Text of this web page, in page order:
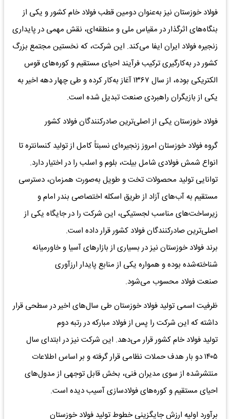
فولاد خوزستان نیز به‌عنوان دومین قطب فولاد خام کشور و یکی از
بنگاه‌های اثرگذار در مقیاس ملی و منطقه‌ای، نقش مهمی در پایداری
زنجیره فولاد ایران ایفا می‌کند. این شرکت، که نخستین مجتمع بزرگ
کشور در به‌کارگیری ترکیب فرآیند احیای مستقیم و کوره‌های قوس
الکتریکی بوده، از سال ۱۳۶۷ آغاز به‌کار کرده و طی چهار دهه اخیر به
یکی از بازیگران راهبردی صنعت تبدیل شده است.
فولاد خوزستان یکی از اصلی‌ترین صادرکنندگان فولاد کشور
گروه فولاد خوزستان امروز زنجیره‌ای نسبتاً کامل از تولید کنسانتره تا
انواع شمش فولادی شامل بیلت، بلوم و اسلب را در اختیار دارد.
توانایی تولید محصولات تخت و طویل به‌صورت همزمان، دسترسی
مستقیم به آب‌های آزاد از طریق اسکله اختصاصی بندر امام و
زیرساخت‌های مناسب لجستیکی، این شرکت را در جایگاه یکی از
اصلی‌ترین صادرکنندگان فولاد کشور قرار داده است.
برند فولاد خوزستان نیز در بسیاری از بازارهای آسیا و خاورمیانه
شناخته‌شده بوده و همواره یکی از منابع پایدار ارزآوری
صنعت فولاد محسوب می‌شود.
ظرفیت اسمی تولید فولاد خوزستان طی سال‌های اخیر در سطحی قرار
داشته که این شرکت را پس از فولاد مبارکه در رتبه دوم
تولید فولاد خام کشور قرار می‌دهد. این شرکت نیز در ابتدای سال
۱۴۰۵ دو بار هدف حملات نظامی قرار گرفته و بر اساس اطلاعات
منتشرشده از سوی مدیران فنی، بخش قابل توجهی از مدول‌های
احیای مستقیم و کوره‌های فولادسازی آسیب دیده است.
برآورد اولیه ارزش جایگزینی خطوط تولید فولاد خوزستان